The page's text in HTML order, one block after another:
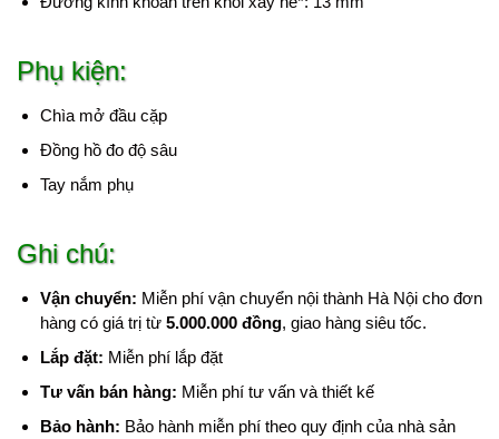
Phụ kiện:
Chìa mở đầu cặp
Đồng hồ đo độ sâu
Tay nắm phụ
Ghi chú:
Vận chuyển: Miễn phí vận chuyển nội thành Hà Nội cho đơn
hàng có giá trị từ 5.000.000 đồng, giao hàng siêu tốc.
Lắp đặt: Miễn phí lắp đặt
Tư vấn bán hàng: Miễn phí tư vấn và thiết kế
Bảo hành: Bảo hành miễn phí theo quy định của nhà sản